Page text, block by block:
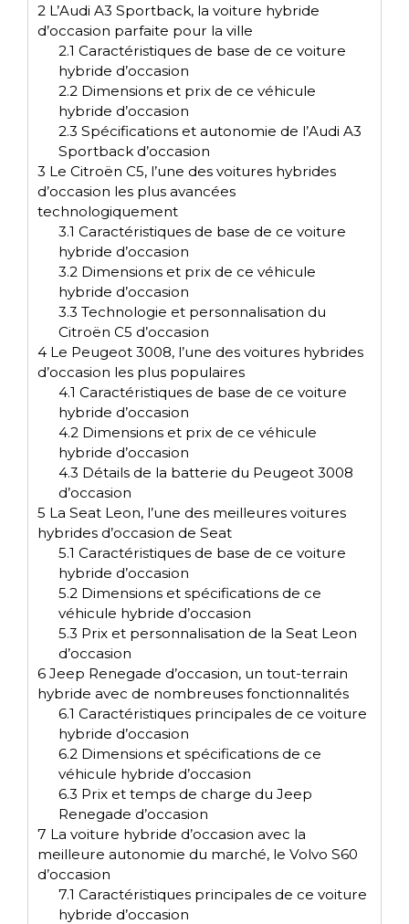
2 L’Audi A3 Sportback, la voiture hybride
d’occasion parfaite pour la ville
2.1 Caractéristiques de base de ce voiture
hybride d’occasion
2.2Dimensions et prix de ce véhicule
hybride d’occasion
2.3 Spécifications et autonomie de l’Audi A3
Sportback d’occasion
3 Le Citroën C5, l’une des voitures hybrides
d’occasion les plus avancées
technologiquement
3.1 Caractéristiques de base de ce voiture
hybride d’occasion
3.2Dimensions et prix de ce véhicule
hybride d’occasion
3.3 Technologie et personnalisation du
Citroën C5 d’occasion
4 Le Peugeot 3008, l’une des voitures hybrides
d’occasion les plus populaires
4.1 Caractéristiques de base de ce voiture
hybride d’occasion
4.2Dimensions et prix de ce véhicule
hybride d’occasion
4.3 Détails de la batterie du Peugeot 3008
d’occasion
5 La Seat Leon, l’une des meilleures voitures
hybrides d’occasion de Seat
5.1 Caractéristiques de base de ce voiture
hybride d’occasion
5.2Dimensions et spécifications de ce
véhicule hybride d’occasion
5.3 Prix et personnalisation de la Seat Leon
d’occasion
6 Jeep Renegade d’occasion, un tout-terrain
hybride avec de nombreuses fonctionnalités
6.1 Caractéristiques principales de ce voiture
hybride d’occasion
6.2Dimensions et spécifications de ce
véhicule hybride d’occasion
6.3 Prix et temps de charge du Jeep
Renegade d’occasion
7 La voiture hybride d’occasion avec la
meilleure autonomie du marché, le Volvo S60
d’occasion
7.1 Caractéristiques principales de ce voiture
hybride d’occasion